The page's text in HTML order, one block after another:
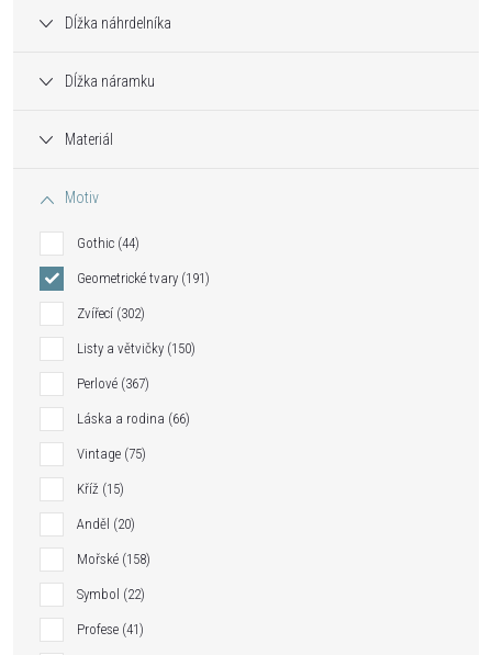
Dĺžka náhrdelníka
Dĺžka náramku
Materiál
Motiv
Gothic 44
Geometrické tvary 191
Zvířecí 302
Listy a větvičky 150
Perlové 367
Láska a rodina 66
Vintage 75
Kříž 15
Anděl 20
Mořské 158
Symbol 22
Profese 41